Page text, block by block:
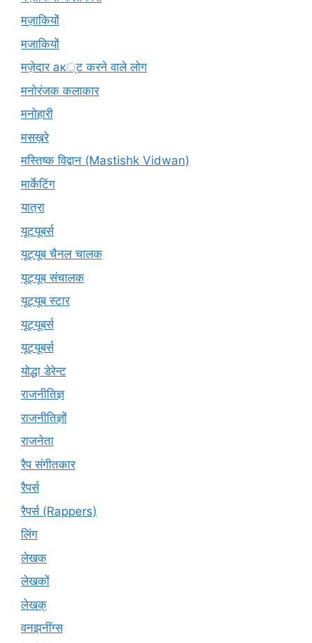
मज़ाकियों
मजाकियों
मज़ेदार ак्ट करने वाले लोग
मनोरंजक कलाकार
मनोहारी
मसख़रे
मस्तिष्क विद्वान (Mastishk Vidwan)
मार्केटिंग
यात्रा
यूटयूबर्स
यूट्यूब चैनल चालक
यूट्यूब संचालक
यूट्यूब स्टार
यूट्‍यूबर्स
यूट्यूबर्स
योद्धा डेरेन्ट
राजनीतिज्ञ
राजनीतिज्ञों
राजनेता
रैप संगीतकार
रैपर्स
रैपर्स (Rappers)
लिंग
लेखक
लेखकों
लेखक्
वनझनींग्स